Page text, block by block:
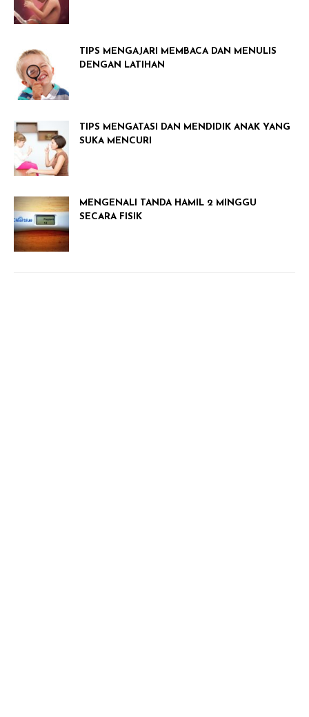
TIPS MENGAJARI MEMBACA DAN MENULIS
DENGAN LATIHAN
TIPS MENGATASI DAN MENDIDIK ANAK YANG
SUKA MENCURI
MENGENALI TANDA HAMIL 2 MINGGU
SECARA FISIK